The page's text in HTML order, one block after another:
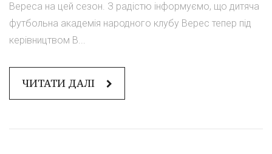
Вереса на цей сезон. З радістю інформуємо, що дитяча
футбольна академія народного клубу Верес тепер під
керівництвом В...
ЧИТАТИ ДАЛІ